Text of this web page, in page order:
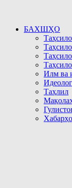
БАХШҲО
Илм ва
Таҳлил
Хабарҳо